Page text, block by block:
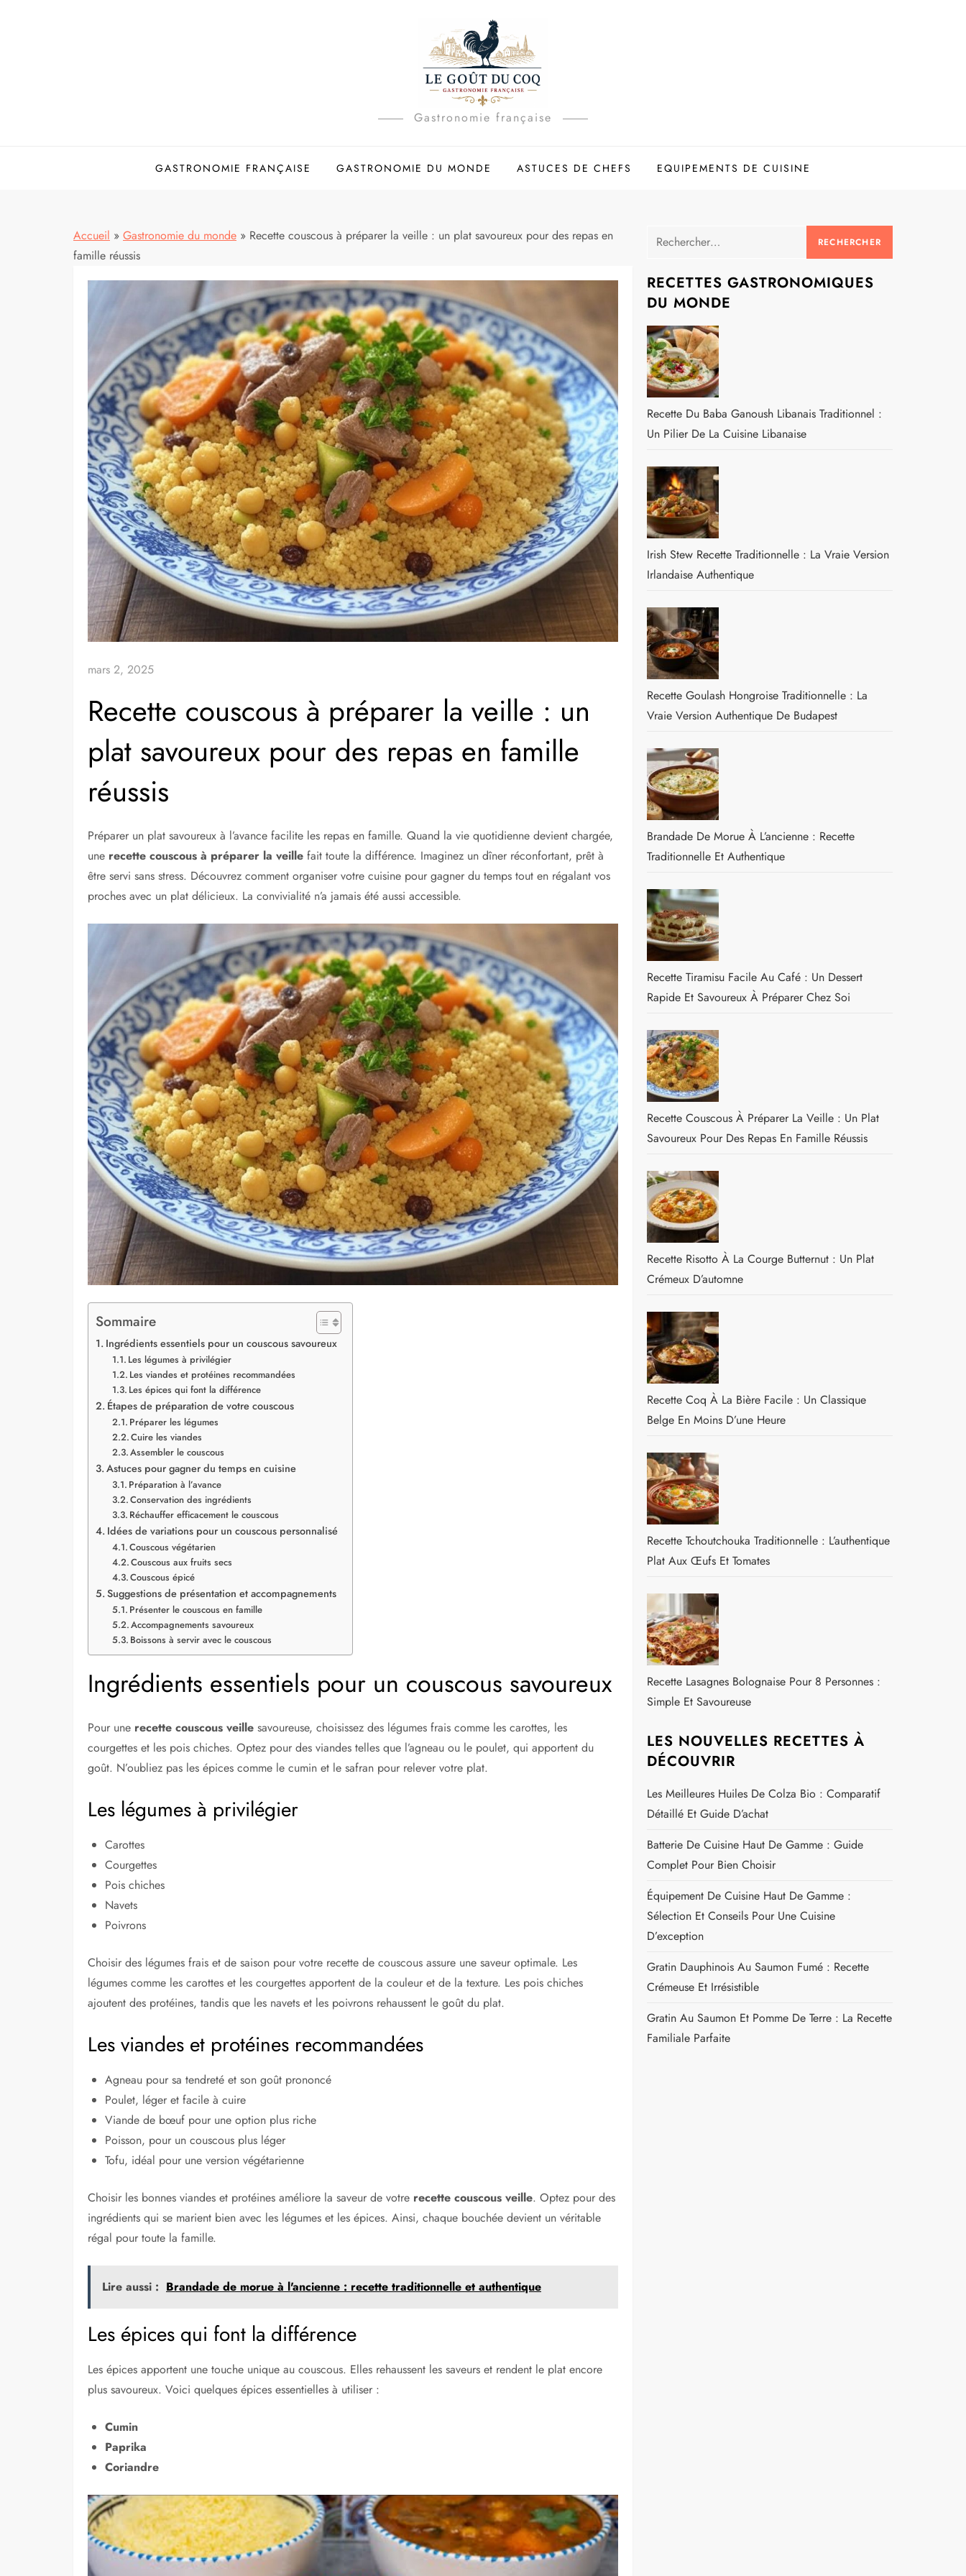
Gastronomie française
GASTRONOMIE FRANÇAISE GASTRONOMIE DU MONDE ASTUCES DE CHEFS EQUIPEMENTS DE CUISINE
Accueil » Gastronomie du monde » Recette couscous à préparer la veille : un plat savoureux pour des repas en
famille réussis
mars 2, 2025
Recette couscous à préparer la veille : un
plat savoureux pour des repas en famille
réussis
Préparer un plat savoureux à l’avance facilite les repas en famille. Quand la vie quotidienne devient chargée,
une recette couscous à préparer la veille fait toute la différence. Imaginez un dîner réconfortant, prêt à
être servi sans stress. Découvrez comment organiser votre cuisine pour gagner du temps tout en régalant vos
proches avec un plat délicieux. La convivialité n’a jamais été aussi accessible.
Sommaire
Ingrédients essentiels pour un couscous savoureux
Les légumes à privilégier
Les viandes et protéines recommandées
Les épices qui font la différence
Étapes de préparation de votre couscous
Préparer les légumes
Cuire les viandes
Assembler le couscous
Astuces pour gagner du temps en cuisine
Préparation à l’avance
Conservation des ingrédients
Réchauffer efficacement le couscous
Idées de variations pour un couscous personnalisé
Couscous végétarien
Couscous aux fruits secs
Couscous épicé
Suggestions de présentation et accompagnements
Présenter le couscous en famille
Accompagnements savoureux
Boissons à servir avec le couscous
Ingrédients essentiels pour un couscous savoureux
Pour une recette couscous veille savoureuse, choisissez des légumes frais comme les carottes, les
courgettes et les pois chiches. Optez pour des viandes telles que l’agneau ou le poulet, qui apportent du
goût. N’oubliez pas les épices comme le cumin et le safran pour relever votre plat.
Les légumes à privilégier
Carottes
Courgettes
Pois chiches
Navets
Poivrons
Choisir des légumes frais et de saison pour votre recette de couscous assure une saveur optimale. Les
légumes comme les carottes et les courgettes apportent de la couleur et de la texture. Les pois chiches
ajoutent des protéines, tandis que les navets et les poivrons rehaussent le goût du plat.
Les viandes et protéines recommandées
Agneau pour sa tendreté et son goût prononcé
Poulet, léger et facile à cuire
Viande de bœuf pour une option plus riche
Poisson, pour un couscous plus léger
Tofu, idéal pour une version végétarienne
Choisir les bonnes viandes et protéines améliore la saveur de votre recette couscous veille. Optez pour des
ingrédients qui se marient bien avec les légumes et les épices. Ainsi, chaque bouchée devient un véritable
régal pour toute la famille.
Lire aussi : Brandade de morue à l'ancienne : recette traditionnelle et authentique
Les épices qui font la différence
Les épices apportent une touche unique au couscous. Elles rehaussent les saveurs et rendent le plat encore
plus savoureux. Voici quelques épices essentielles à utiliser :
Cumin
Paprika
Coriandre
Rechercher :
RECETTES GASTRONOMIQUES
DU MONDE
Recette Du Baba Ganoush Libanais Traditionnel :
Un Pilier De La Cuisine Libanaise
Irish Stew Recette Traditionnelle : La Vraie Version
Irlandaise Authentique
Recette Goulash Hongroise Traditionnelle : La
Vraie Version Authentique De Budapest
Brandade De Morue À L’ancienne : Recette
Traditionnelle Et Authentique
Recette Tiramisu Facile Au Café : Un Dessert
Rapide Et Savoureux À Préparer Chez Soi
Recette Couscous À Préparer La Veille : Un Plat
Savoureux Pour Des Repas En Famille Réussis
Recette Risotto À La Courge Butternut : Un Plat
Crémeux D’automne
Recette Coq À La Bière Facile : Un Classique
Belge En Moins D’une Heure
Recette Tchoutchouka Traditionnelle : L’authentique
Plat Aux Œufs Et Tomates
Recette Lasagnes Bolognaise Pour 8 Personnes :
Simple Et Savoureuse
LES NOUVELLES RECETTES À
DÉCOUVRIR
Les Meilleures Huiles De Colza Bio : Comparatif
Détaillé Et Guide D’achat
Batterie De Cuisine Haut De Gamme : Guide
Complet Pour Bien Choisir
Équipement De Cuisine Haut De Gamme :
Sélection Et Conseils Pour Une Cuisine
D’exception
Gratin Dauphinois Au Saumon Fumé : Recette
Crémeuse Et Irrésistible
Gratin Au Saumon Et Pomme De Terre : La Recette
Familiale Parfaite